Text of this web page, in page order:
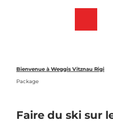
Bienvenue à Weggis Vitznau Rigi
Package
Faire du ski sur